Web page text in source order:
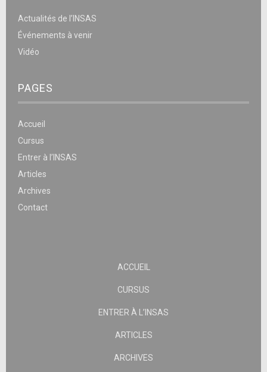
Actualités de l’INSAS
Événements à venir
Vidéo
PAGES
Accueil
Cursus
Entrer à l’INSAS
Articles
Archives
Contact
ACCUEIL
CURSUS
ENTRER À L’INSAS
ARTICLES
ARCHIVES